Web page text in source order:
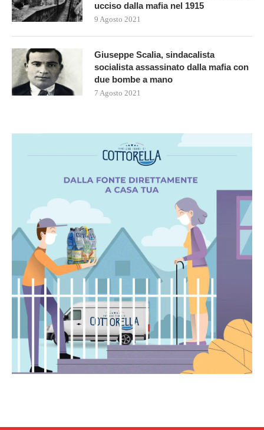
ucciso dalla mafia nel 1915
9 Agosto 2021
Giuseppe Scalia, sindacalista
socialista assassinato dalla mafia con
due bombe a mano
7 Agosto 2021